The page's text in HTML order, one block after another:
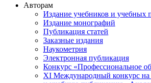
Авторам
Издание учебников и учебных
Издание монографий
Публикация статей
Заказные издания
Наукометрия
Электронная публикация
Конкурс «Профессиональное
XI Международный конкурс